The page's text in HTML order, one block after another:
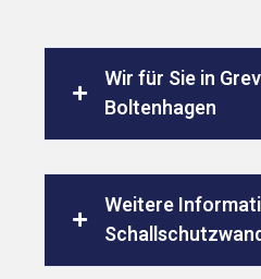
Wir für Sie in
Boltenhagen
Weitere